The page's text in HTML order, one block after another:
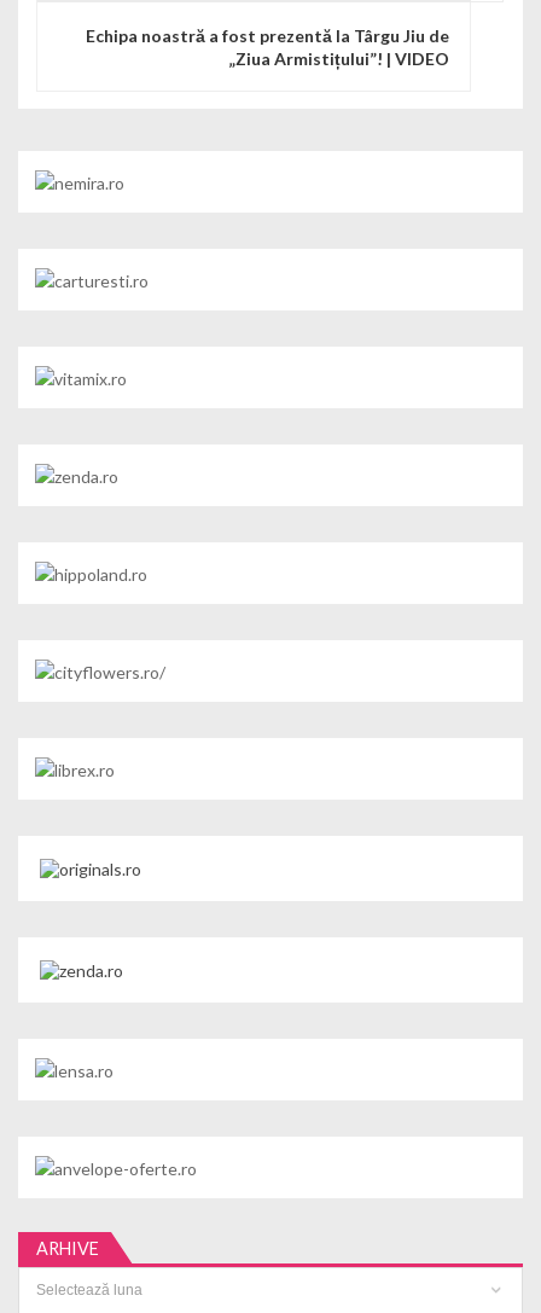
Echipa noastră a fost prezentă la Târgu Jiu de
„Ziua Armistițului”! | VIDEO
ARHIVE